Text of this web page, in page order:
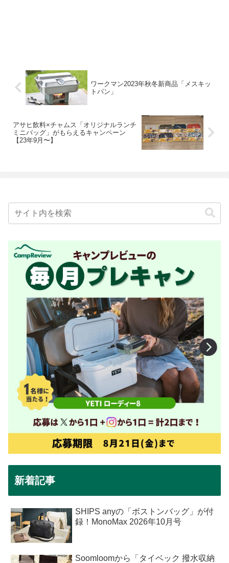
ワークマン2023年秋冬新商品「メスキッ
トパン」
アサヒ飲料×チャムス「オリジナルランチ
ミニバッグ」がもらえるキャンペーン
【23年9月〜】
新着記事
SHIPS anyの「ボストンバッグ」が付
録！MonoMax 2026年10月号
Soomloomから「タイベック 撥水収納